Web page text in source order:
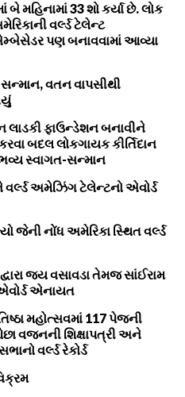
બે મહિનામાં 33 શો કર્યા છે. લોક
વર્લ્ડ ટેલેન્ટ
પણ બનાવવામાં આવ્યા
સન્માન, વતન વાપસીથી
લાડકી ફાઉન્ડેશન બનાવીને
બદલ લોકગાયક કીર્તિદાન
ભવ્ય સ્વાગત-સન્માન
વર્લ્ડ અમેઝિંગ ટેલેન્ટનો એવોર્ડ
જેની નોંધ અમેરિકા સ્થિત વર્લ્ડ
જય વસાવડા તેમજ સાંઈરામ
એનાયત
મહોત્સવમાં 117 પેજની
વજનની શિક્ષાપત્રી અને
વર્લ્ડ રેકોર્ડ